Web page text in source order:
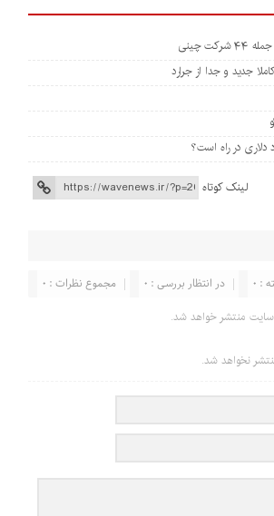
جدید و جدا از جرارد
لینک کوتاه
مجموع نظرات : 0 در انتظار بررسی : 0 : 0
منتشر خواهد شد.
نخواهد شد.